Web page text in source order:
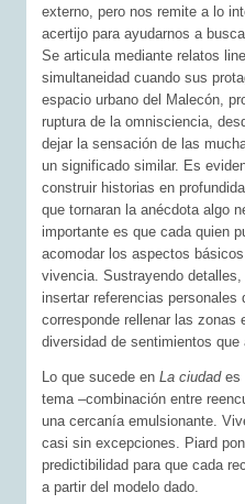
externo, pero nos remite a lo
acertijo para ayudarnos a
Se articula mediante relatos
simultaneidad cuando sus
espacio urbano del Malecón,
ruptura de la omnisciencia,
dejar la sensación de las
un significado similar. Es
construir historias en
que tornaran la anécdota algo
importante es que cada quien
acomodar los aspectos
vivencia. Sustrayendo
insertar referencias personales
corresponde rellenar las zonas
diversidad de sentimientos
Lo que sucede enLa ciudades
tema –combinación entre
una cercanía emulsionante.
casi sin excepciones. Piard
predictibilidad para que cada
a partir del modelo dado.